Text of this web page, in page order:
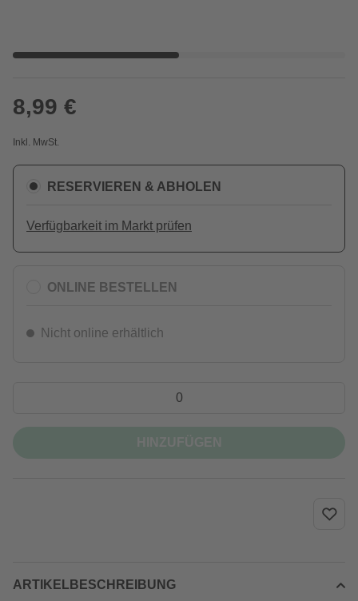
8,99 €
Inkl. MwSt.
RESERVIEREN & ABHOLEN
Verfügbarkeit im Markt prüfen
ONLINE BESTELLEN
Nicht online erhältlich
ARTIKELBESCHREIBUNG